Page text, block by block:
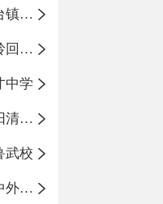
临淄区朱台镇中心学校
临淄区金岭回族镇中心学校
中学
临淄区正阳清北实验学校
武校
临淄区益中外语学校